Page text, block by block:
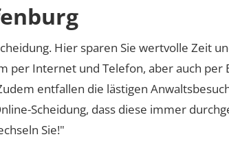
Hier sparen Sie wertvolle Zeit
per Internet und Telefon, aber auch per
entfallen die lästigen
Scheidung, dass diese immer
Sie!"